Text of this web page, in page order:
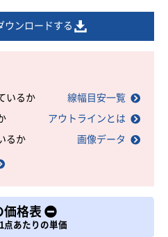
ウンロードする
いるか 線幅目安一覧
アウトラインとは
るか 画像データ
格表
点あたりの単価